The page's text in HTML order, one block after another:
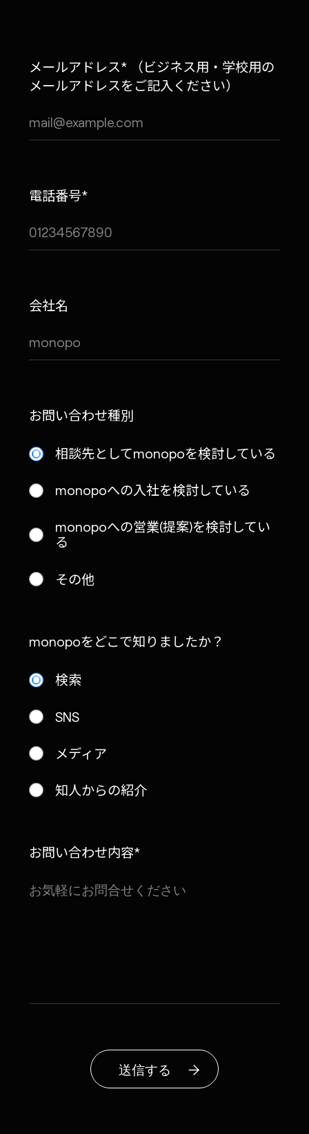
メールアドレス* （ビジネス用・学校用の
メールアドレスをご記入ください）
電話番号*
会社名
お問い合わせ種別
相談先としてmonopoを検討している
monopoへの入社を検討している
monopoへの営業(提案)を検討してい
る
その他
monopoをどこで知りましたか？
検索
SNS
メディア
知人からの紹介
お問い合わせ内容*
送信する